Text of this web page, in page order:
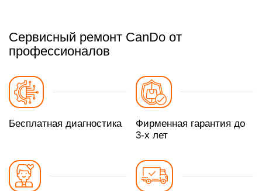
Сервисный ремонт CanDo от
профессионалов
Бесплатная диагностика
Фирменная гарантия до
3-х лет